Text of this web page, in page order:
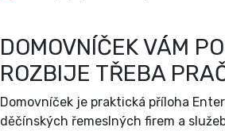
DOMOVNÍČEK VÁM
ROZBIJE TŘEBA
Domovníček je praktická příloha
děčínských řemeslných firem a